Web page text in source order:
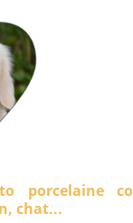
porcelaine
chat...